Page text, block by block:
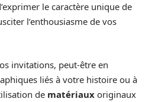
le caractère unique de
l’enthousiasme de vos
invitations, peut-être en
liés à votre histoire ou à
de matériaux originaux